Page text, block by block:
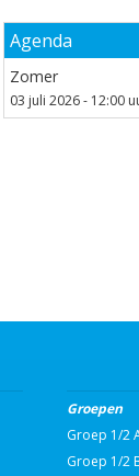
Agenda
Zomer
03 juli 2026 - 12:00
Groepen
Groep 1/2
Groep 1/2